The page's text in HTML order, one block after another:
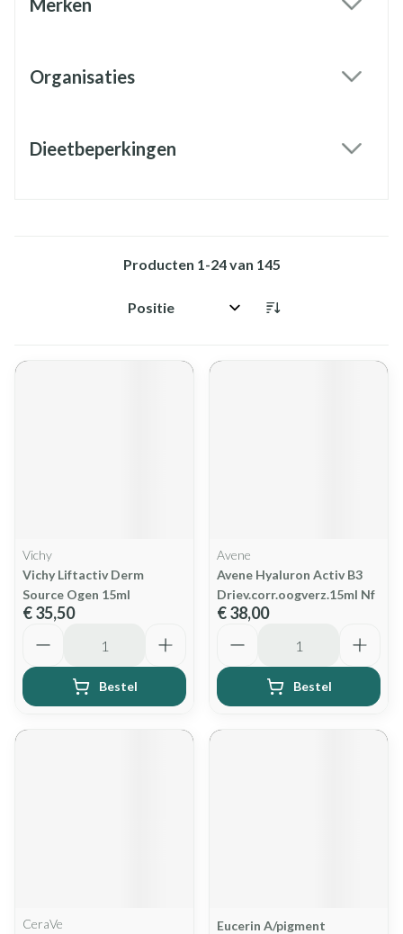
Merken
Organisaties
Dieetbeperkingen
Producten 1-24van 145
Sorteer op:
Vichy
Vichy Liftactiv Derm
Source Ogen 15ml
€ 35,50
Bestel
Avene
Avene Hyaluron Activ B3
Driev.corr.oogverz.15ml Nf
€ 38,00
Bestel
CeraVe
Eucerin A/pigment